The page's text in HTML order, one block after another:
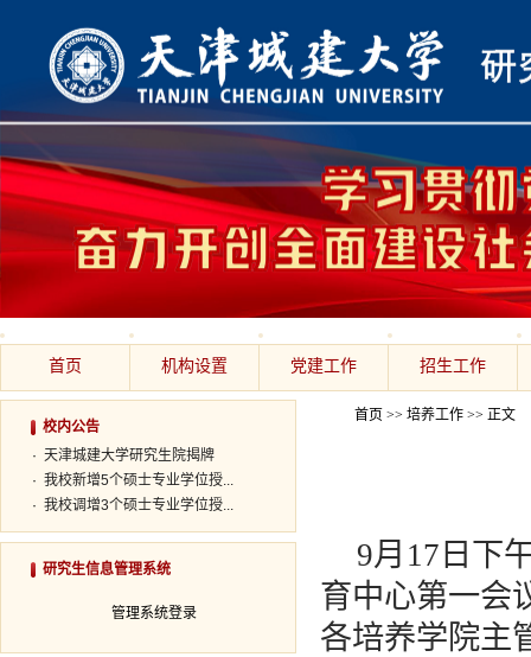
首页 机构设置 党建工作 招生工作
首页 >> 培养工作 >> 正文
9月 17 日下
育中心第一会
各培养学院主
校内公告
· 天津城建大学研究生院揭牌
· 我校新增5个硕士专业学位授...
· 我校调增3个硕士专业学位授...
研究生信息管理系统
管理系统登录